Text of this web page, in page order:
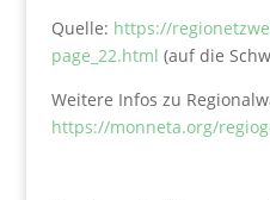
Quelle: https://
page_22.html (auf die
Weitere Infos zu
https://monneta.org/